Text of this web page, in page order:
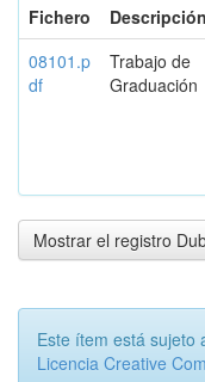
Fichero
Descripción
08101.p
df
Trabajo de
Graduación
Mostrar el registro
Este ítem está sujeto
Licencia Creative